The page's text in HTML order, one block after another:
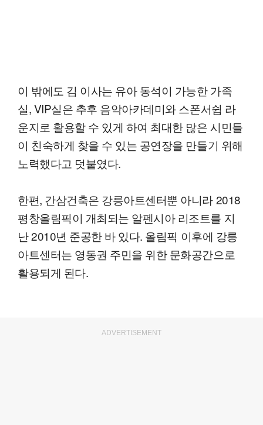
이 밖에도 김 이사는 유아 동석이 가능한 가족
실, VIP실은 추후 음악아카데미와 스폰서쉽 라
운지로 활용할 수 있게 하여 최대한 많은 시민들
이 친숙하게 찾을 수 있는 공연장을 만들기 위해
노력했다고 덧붙였다.
한편, 간삼건축은 강릉아트센터뿐 아니라 2018
평창올림픽이 개최되는 알펜시아 리조트를 지
난 2010년 준공한 바 있다. 올림픽 이후에 강릉
아트센터는 영동권 주민을 위한 문화공간으로
활용되게 된다.
ADVERTISEMENT